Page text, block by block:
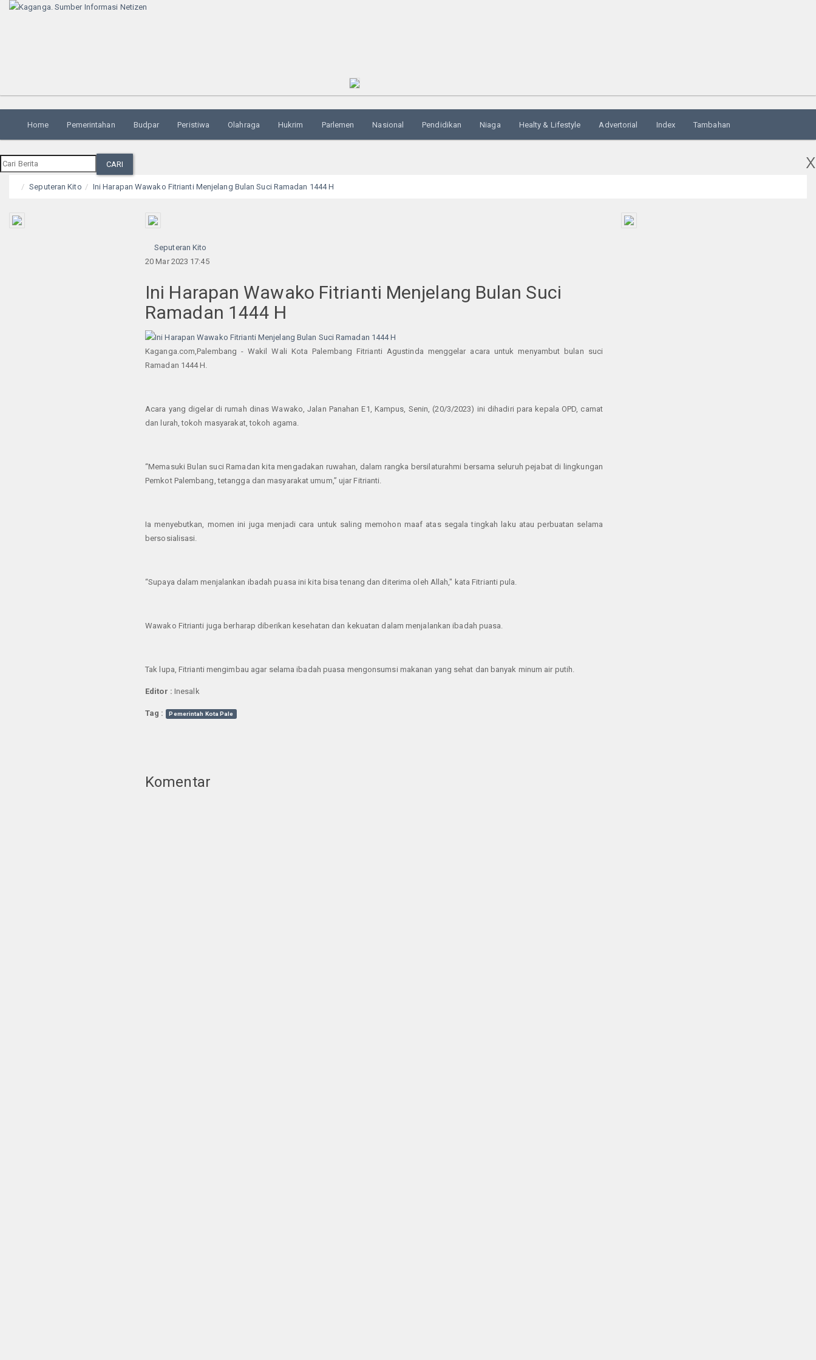
Home Pemerintahan Budpar Peristiwa Olahraga Hukrim Parlemen Nasional Pendidikan Niaga Healty & Lifestyle Advertorial Index Tambahan
x
CARI
Seputeran Kito Ini Harapan Wawako Fitrianti Menjelang Bulan Suci Ramadan 1444 H
Seputeran Kito
20 Mar 2023 17:45
Ini Harapan Wawako Fitrianti Menjelang Bulan Suci
Ramadan 1444 H
Kaganga.com,Palembang - Wakil Wali Kota Palembang Fitrianti Agustinda menggelar acara untuk menyambut bulan suci
Ramadan 1444 H.
Acara yang digelar di rumah dinas Wawako, Jalan Panahan E1, Kampus, Senin, (20/3/2023) ini dihadiri para kepala OPD, camat
dan lurah, tokoh masyarakat, tokoh agama.
“Memasuki Bulan suci Ramadan kita mengadakan ruwahan, dalam rangka bersilaturahmi bersama seluruh pejabat di lingkungan
Pemkot Palembang, tetangga dan masyarakat umum,” ujar Fitrianti.
Ia menyebutkan, momen ini juga menjadi cara untuk saling memohon maaf atas segala tingkah laku atau perbuatan selama
bersosialisasi.
“Supaya dalam menjalankan ibadah puasa ini kita bisa tenang dan diterima oleh Allah," kata Fitrianti pula.
Wawako Fitrianti juga berharap diberikan kesehatan dan kekuatan dalam menjalankan ibadah puasa.
Tak lupa, Fitrianti mengimbau agar selama ibadah puasa mengonsumsi makanan yang sehat dan banyak minum air putih.
Editor : Inesalk
Tag : Pemerintah Kota Pale
Komentar